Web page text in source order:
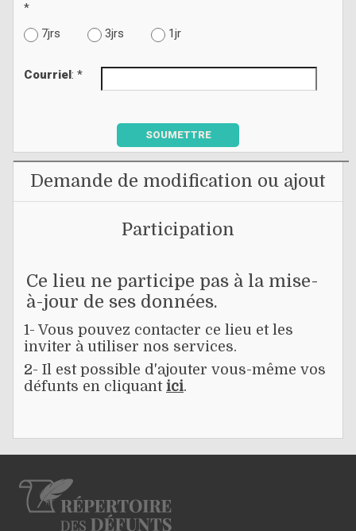
*
7jrs
3jrs 1jr
Courriel : *
SOUMETTRE
Demande de modification ou ajout
Participation
Ce lieu ne participe pas à la mise-
à-jour de ses données.
1- Vous pouvez contacter ce lieu et les
inviter à utiliser nos services.
2- Il est possible d'ajouter vous-même vos
défunts en cliquant ici.